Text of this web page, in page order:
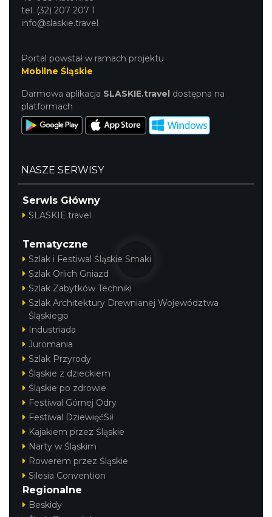
tel. (32) 207 207 1
info@slaskie.travel
Portal powstał w ramach projektu
Mobilne Śląskie
Darmowa aplikacja SLASKIE.travel dostępna na
platformach
NASZE SERWISY
Serwis Główny
SLASKIE.travel
Tematyczne
Szlak i Festiwal Śląskie Smaki
Szlak Orlich Gniazd
Szlak Zabytków Techniki
Szlak Architektury Drewnianej Województwa
Śląskiego
Industriada
Juromania
Szlak Przyrody
Śląskie z dzieckiem
Śląskie po zdrowie
Festiwal Górnej Odry
Festiwal DziewięćSił
Kajakiem przez Śląskie
Narty w Śląskim
Rowerem przez Śląskie
Silesia Convention
Regionalne
Beskidy